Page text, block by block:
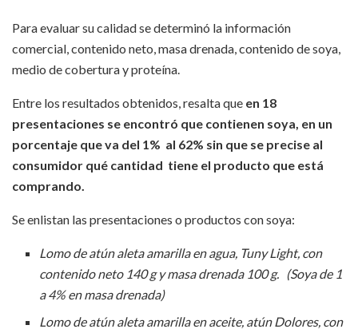
Para evaluar su calidad se determinó la información
comercial, contenido neto, masa drenada, contenido de soya,
medio de cobertura y proteína.
Entre los resultados obtenidos, resalta que en 18
presentaciones se encontró que contienen soya, en un
porcentaje que va del 1% al 62% sin que se precise al
consumidor qué cantidad tiene el producto que está
comprando.
Se enlistan las presentaciones o productos con soya:
Lomo de atún aleta amarilla en agua, Tuny Light, con
contenido neto 140 g y masa drenada 100 g. (Soya de 1
a 4% en masa drenada)
Lomo de atún aleta amarilla en aceite, atún Dolores, con